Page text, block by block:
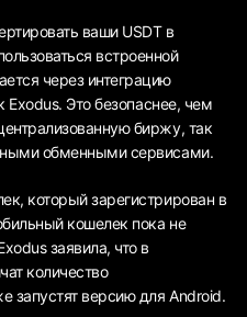
ваши USDT в
встроенной
через интеграцию
Exodus. Это безопаснее, чем
биржу, так
обменными сервисами.
который зарегистрирован в
кошелек пока не
заявила, что в
количество
запустят версию для Android.